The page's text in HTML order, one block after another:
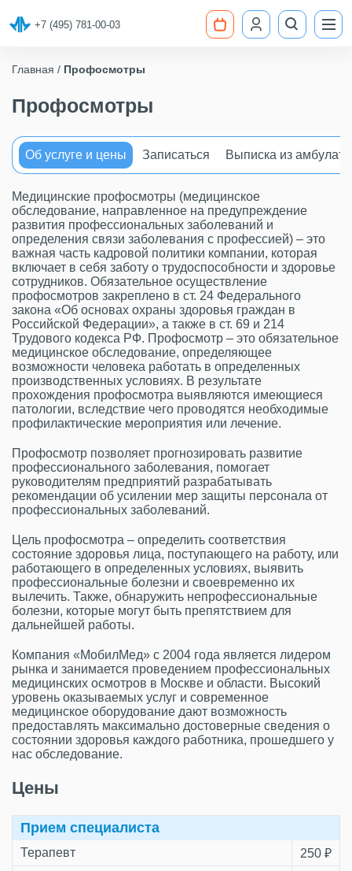
+7 (495) 781-00-03
Главная Профосмотры
Профосмотры
Об услуге и цены Записаться Выписка из
Медицинские профосмотры (медицинское
обследование, направленное на предупреждение
развития профессиональных заболеваний и
определения связи заболевания с профессией) – это
важная часть кадровой политики компании, которая
включает в себя заботу о трудоспособности и здоровье
сотрудников. Обязательное осуществление
профосмотров закреплено в ст. 24 Федерального
закона «Об основах охраны здоровья граждан в
Российской Федерации», а также в ст. 69 и 214
Трудового кодекса РФ. Профосмотр – это обязательное
медицинское обследование, определяющее
возможности человека работать в определенных
производственных условиях. В результате
прохождения профосмотра выявляются имеющиеся
патологии, вследствие чего проводятся необходимые
профилактические мероприятия или лечение.
Профосмотр позволяет прогнозировать развитие
профессионального заболевания, помогает
руководителям предприятий разрабатывать
рекомендации об усилении мер защиты персонала от
профессиональных заболеваний.
Цель профосмотра – определить соответствия
состояние здоровья лица, поступающего на работу, или
работающего в определенных условиях, выявить
профессиональные болезни и своевременно их
вылечить. Также, обнаружить непрофессиональные
болезни, которые могут быть препятствием для
дальнейшей работы.
Компания «МобилМед» с 2004 года является лидером
рынка и занимается проведением профессиональных
медицинских осмотров в Москве и области. Высокий
уровень оказываемых услуг и современное
медицинское оборудование дают возможность
предоставлять максимально достоверные сведения о
состоянии здоровья каждого работника, прошедшего у
нас обследование.
Цены
Прием специалиста
Терапевт
250 ₽